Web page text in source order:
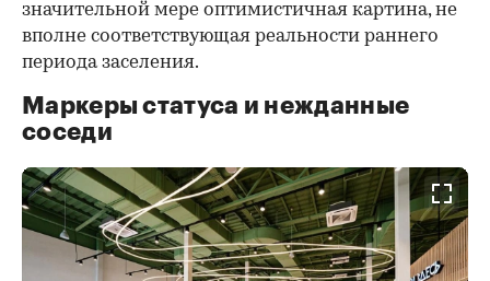
значительной мере оптимистичная картина, не
вполне соответствующая реальности раннего
периода заселения.
Маркеры статуса и нежданные
соседи